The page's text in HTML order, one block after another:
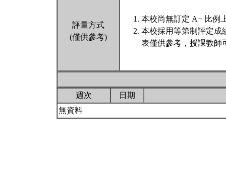
評量方式
(僅供參考)
本校尚無訂定 A+ 比例
本校採用等第制評定成
表僅供參考，授課教師
週次
日期
無資料